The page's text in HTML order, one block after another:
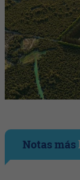
Notas más